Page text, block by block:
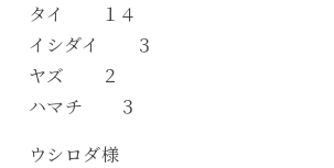
タイ １４
イシダイ ３
ヤズ ２
ハマチ ３
ウシロダ様